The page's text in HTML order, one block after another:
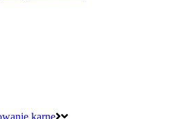
karne